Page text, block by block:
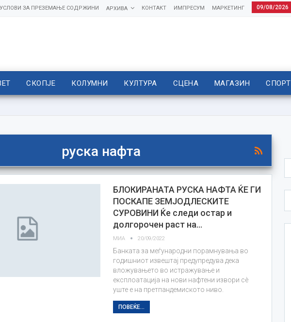
09/08/2026
МАРКЕТИНГ
ИМПРЕСУМ
КОНТАКТ
АРХИВА
УСЛОВИ ЗА ПРЕЗЕМАЊЕ СОДРЖИНИ
СКОПЈЕ КОЛУМНИ КУЛТУРА СЦЕНА МАГАЗИН СПОРТ
руска нафта
БЛОКИРАНАТА РУСКА НАФТА ЌЕ ГИ
ПОСКАПЕ ЗЕМЈОДЛЕСКИТЕ
СУРОВИНИ Ќе следи остар и
долгорочен раст на…
МИА 20/09/2022
Банката за меѓународни порамнувања во
годишниот извештај предупредува дека
вложувањето во истражување и
експлоатација на нови нафтени извори сè
уште е на претпандемиското ниво.
ПОВЕЌЕ...